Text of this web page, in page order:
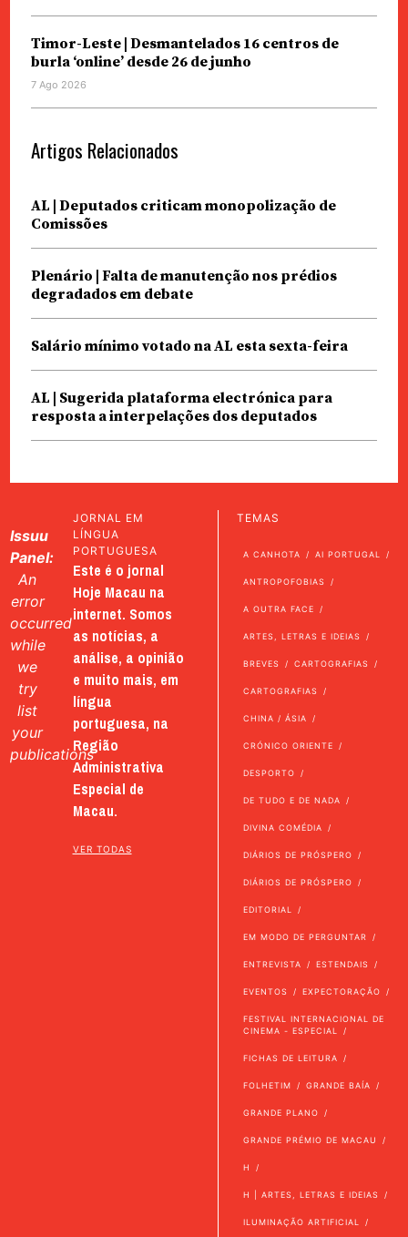
Timor-Leste | Desmantelados 16 centros de
burla ‘online’ desde 26 de junho
7 Ago 2026
Artigos Relacionados
AL | Deputados criticam monopolização de
Comissões
Plenário | Falta de manutenção nos prédios
degradados em debate
Salário mínimo votado na AL esta sexta-feira
AL | Sugerida plataforma electrónica para
resposta a interpelações dos deputados
Issuu
Panel:
An
error
occurred
while
we
try
list
your
publications
JORNAL EM
LÍNGUA
PORTUGUESA
Este é o jornal
Hoje Macau na
internet. Somos
as notícias, a
análise, a opinião
e muito mais, em
língua
portuguesa, na
Região
Administrativa
Especial de
Macau.
VER TODAS
TEMAS
A CANHOTA AI PORTUGAL
ANTROPOFOBIAS
A OUTRA FACE
ARTES, LETRAS E IDEIAS
BREVES CARTOGRAFIAS
CARTOGRAFIAS
CHINA / ÁSIA
CRÓNICO ORIENTE
DESPORTO
DE TUDO E DE NADA
DIVINA COMÉDIA
DIÁRIOS DE PRÓSPERO
DIÁRIOS DE PRÓSPERO
EDITORIAL
EM MODO DE PERGUNTAR
ENTREVISTA ESTENDAIS
EVENTOS EXPECTORAÇÃO
FESTIVAL INTERNACIONAL DE
CINEMA - ESPECIAL
FICHAS DE LEITURA
FOLHETIM GRANDE BAÍA
GRANDE PLANO
GRANDE PRÉMIO DE MACAU
H
H | ARTES, LETRAS E IDEIAS
ILUMINAÇÃO ARTIFICIAL